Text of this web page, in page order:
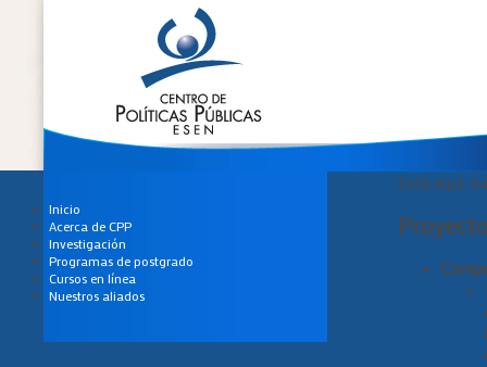
Inicio
Acerca de CPP
Investigación
Programas de postgrado
Cursos en línea
Nuestros aliados
Está aquí: